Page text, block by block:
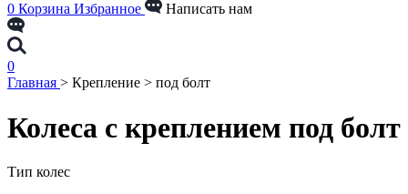
0 Корзина Избранное Написать нам
0
Главная > Крепление > под болт
Колеса с креплением под болт
Тип колес